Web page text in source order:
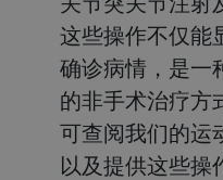
这些操作不仅能
确诊病情，是一
的非手术治疗方
可查阅我们的运
以及提供这些操